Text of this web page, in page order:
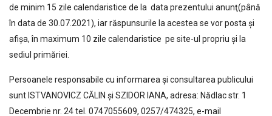
de minim 15 zile calendaristice de la data prezentului anunţ(până
în data de 30.07.2021), iar răspunsurile la acestea se vor posta şi
afişa, în maximum 10 zile calendaristice pe site-ul propriu şi la
sediul primăriei.
Persoanele responsabile cu informarea şi consultarea publicului
sunt ISTVANOVICZ CĂLIN și SZIDOR IANA, adresa: Nădlac str. 1
Decembrie nr. 24 tel. 0747055609, 0257/474325, e-mail